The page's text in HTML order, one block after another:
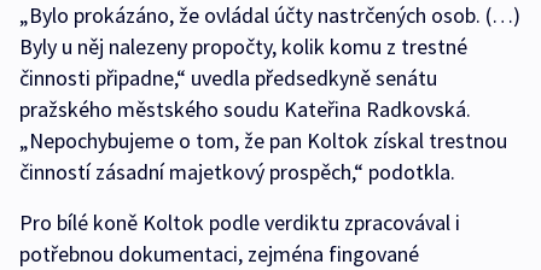
„Bylo prokázáno, že ovládal účty nastrčených osob. (…)
Byly u něj nalezeny propočty, kolik komu z trestné
činnosti připadne,“ uvedla předsedkyně senátu
pražského městského soudu Kateřina Radkovská.
„Nepochybujeme o tom, že pan Koltok získal trestnou
činností zásadní majetkový prospěch,“ podotkla.
Pro bílé koně Koltok podle verdiktu zpracovával i
potřebnou dokumentaci, zejména fingované